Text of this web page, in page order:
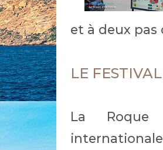
et à deux pas
LE
La Roque